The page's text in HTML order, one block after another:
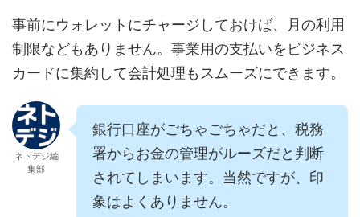
事前にウォレットにチャージしておけば、月の利用
制限などもありません。事業用の支払いをビジネス
カードに集約して会計処理もスムーズにできます。
ネトデジ編
集部
銀行口座がごちゃごちゃだと、税務
署からお金の管理がルーズだと判断
されてしまいます。当然ですが、印
象はよくありません。